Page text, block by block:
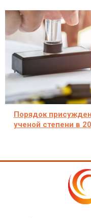
Порядок
ученой степени в